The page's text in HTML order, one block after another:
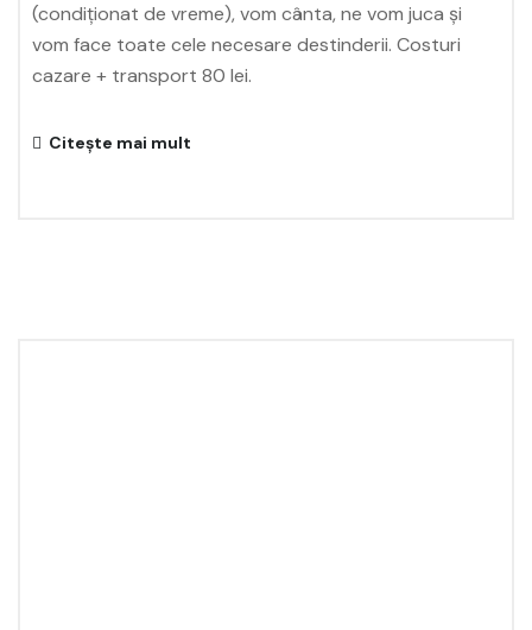
(condiționat de vreme), vom cânta, ne vom juca și
vom face toate cele necesare destinderii. Costuri
cazare + transport 80 lei.
Citește mai mult